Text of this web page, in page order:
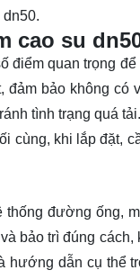
cao su
quan trọng
bảo không có
tình trạng quá
cùng, khi lắp đặt,
đường ống,
bảo trì đúng
dẫn cụ thể